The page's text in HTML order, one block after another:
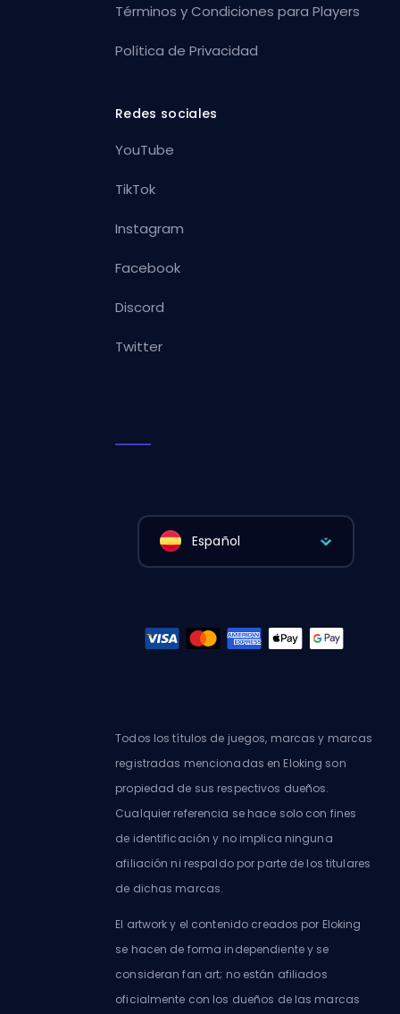
Términos y Condiciones para Players
Política de Privacidad
Redes sociales
YouTube
TikTok
Instagram
Facebook
Discord
Twitter
Español
Todos los títulos de juegos, marcas y marcas
registradas mencionadas en Eloking son
propiedad de sus respectivos dueños.
Cualquier referencia se hace solo con fines
de identificación y no implica ninguna
afiliación ni respaldo por parte de los titulares
de dichas marcas.
El artwork y el contenido creados por Eloking
se hacen de forma independiente y se
consideran fan art; no están afiliados
oficialmente con los dueños de las marcas